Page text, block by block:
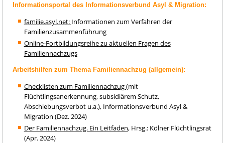
Informationsportal des Informationsverbund Asyl & Migration:
familie.asyl.net: Informationen zum Verfahren der
Familienzusammenführung
Online-Fortbildungsreihe zu aktuellen Fragen des
Familiennachzugs
Arbeitshilfen zum Thema Familiennachzug (allgemein):
Checklisten zum Familiennachzug(mit
Flüchtlingsanerkennung, subsidiärem Schutz,
Abschiebungsverbot u.a.), Informationsverbund Asyl &
Migration (Dez. 2024)
Der Familiennachzug. Ein Leitfaden, Hrsg.: Kölner Flüchtlingsrat
(Apr. 2024)